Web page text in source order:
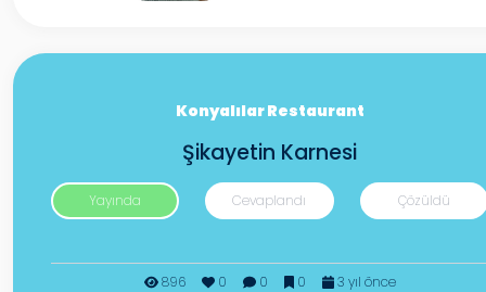
Konyalılar Restaurant
Şikayetin Karnesi
Yayında Cevaplandı Çözüldü
896 0 0 0 3 yıl önce